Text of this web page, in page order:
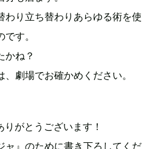
わり立ち替わりあらゆる術を使
す。
かね？
劇場でお確かめください。
がとうございます！
ャ』のために書き下ろしてくだ